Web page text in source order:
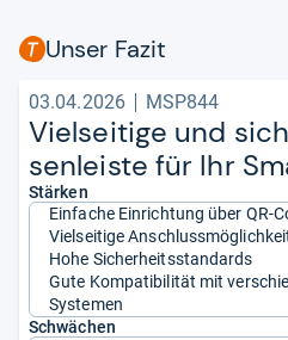
Unser Fazit
03.04.2026 MSP844
Viel­sei­tige und
sen­leiste für Ihr
Stärken
Einfache Einrichtung über QR-
Vielseitige
Hohe Sicherheitsstandards
Gute Kompatibilität mit
Systemen
Schwächen